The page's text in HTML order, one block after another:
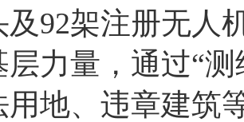
及92架注册无人
层力量，通过“
用地、违章建筑